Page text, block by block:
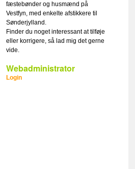
fæstebønder og husmænd på
Vestfyn, med enkelte afstikkere til
Sønderjylland.
Finder du noget interessant at tilføje
eller korrigere, så lad mig det gerne
vide.
Webadministrator
Login